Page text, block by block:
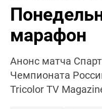
марафон
Анонс матча
Чемпионата
Tricolor TV